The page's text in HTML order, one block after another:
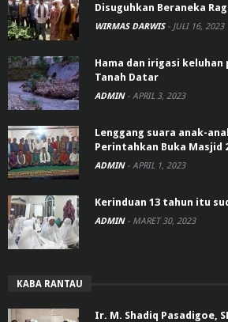
Disuguhkan Beraneka
WIRMAS DARWIS - JULI 16, 2023
Hama dan irigasi keluhan
Tanah Datar
ADMIN - APRIL 3, 2023
Lenggang suara anak-
Perintahkan Buka Masjid
ADMIN - APRIL 1, 2023
Kerinduan 13 tahun itu
ADMIN - MARET 30, 2023
KABA RANTAU
Ir. M. Shadiq Pasadigoe,